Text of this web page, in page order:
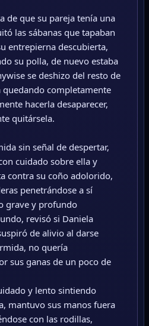
de que su pareja tenía una
las sábanas que tapaban
entrepierna descubierta,
su polla, de nuevo estaba
se deshizo del resto de
completamente
hacerla desaparecer,
quitársela.
sin señal de despertar,
cuidado sobre ella y
contra su coño adolorido,
penetrándose a sí
grave y profundo
revisó si Daniela
de alivio al darse
no quería
sus ganas de un poco de
y lento sintiendo
mantuvo sus manos fuera
con las rodillas,